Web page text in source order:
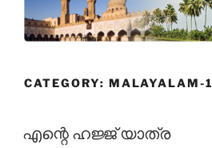
CATEGORY: MALAYALAM-1
എന്റെ ഹജ്ജ് യാത്ര